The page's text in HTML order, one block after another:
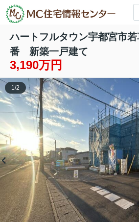
ハートフルタウン宇都宮市
番 新築一戸建て
3,190万円
1/2